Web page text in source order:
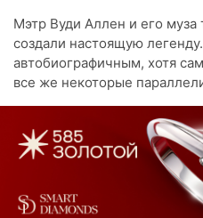
Мэтр Вуди Аллен и его
создали настоящую
автобиографичным, хотя
все же некоторые